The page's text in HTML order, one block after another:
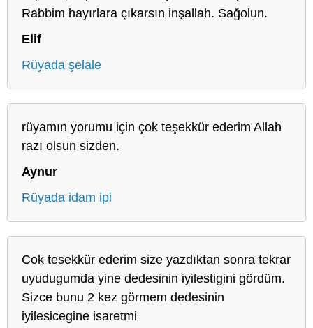
Rabbim hayırlara çıkarsın inşallah. Sağolun.
Elif
Rüyada şelale
rüyamın yorumu için çok teşekkür ederim Allah
razı olsun sizden.
Aynur
Rüyada idam ipi
Cok tesekkür ederim size yazdıktan sonra tekrar
uyudugumda yine dedesinin iyilestigini gördüm.
Sizce bunu 2 kez görmem dedesinin
iyilesicegine isaretmi